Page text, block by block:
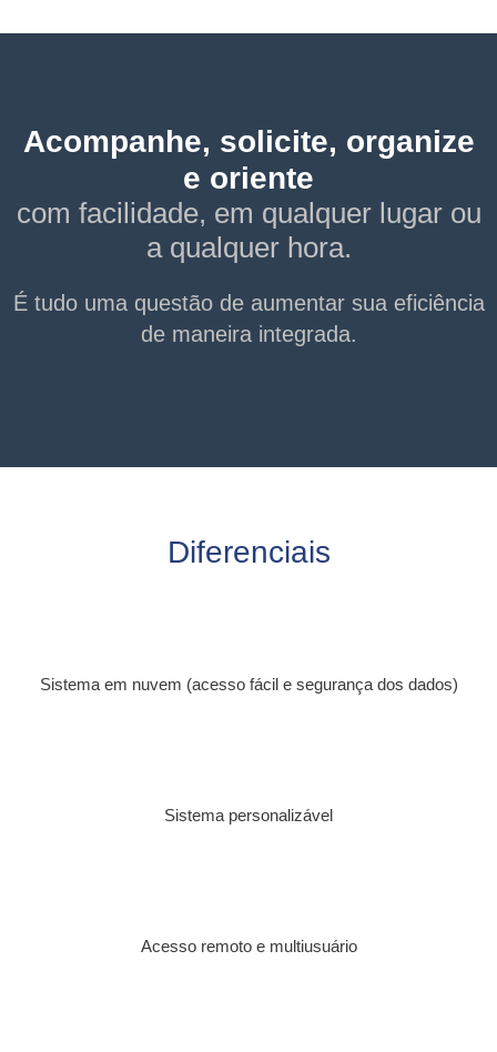
Acompanhe, solicite, organize
e oriente
com facilidade, em qualquer lugar ou
a qualquer hora.
É tudo uma questão de aumentar sua eficiência
de maneira integrada.
Diferenciais
Sistema em nuvem (acesso fácil e segurança dos dados)
Sistema personalizável
Acesso remoto e multiusuário